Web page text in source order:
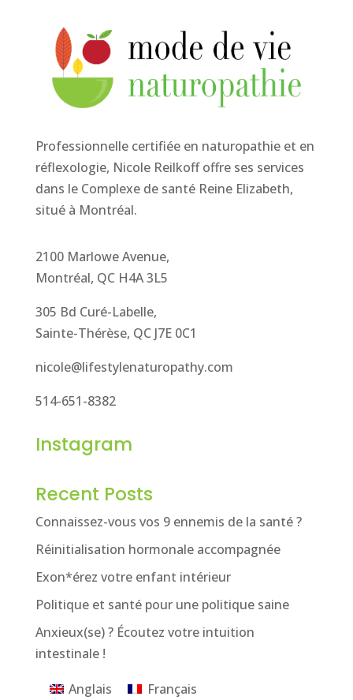
Professionnelle certifiée en naturopathie et en
réflexologie, Nicole Reilkoff offre ses services
dans le Complexe de santé Reine Elizabeth,
situé à Montréal.
2100 Marlowe Avenue,
Montréal, QC H4A 3L5
305 Bd Curé-Labelle,
Sainte-Thérèse, QC J7E 0C1
nicole@lifestylenaturopathy.com
514-651-8382
Instagram
Recent Posts
Connaissez-vous vos 9 ennemis de la santé ?
Réinitialisation hormonale accompagnée
Exon*érez votre enfant intérieur
Politique et santé pour une politique saine
Anxieux(se) ? Écoutez votre intuition
intestinale !
Anglais Français